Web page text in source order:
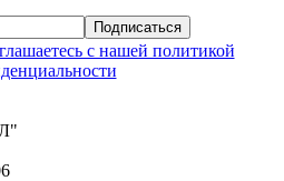
с нашей политикой